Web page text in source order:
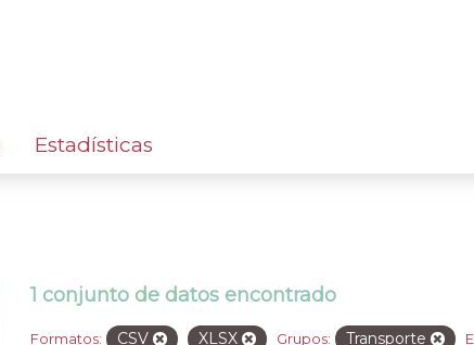
Estadísticas
1 conjunto de datos encontrado
Formatos: CSV XLSX Grupos: Transporte